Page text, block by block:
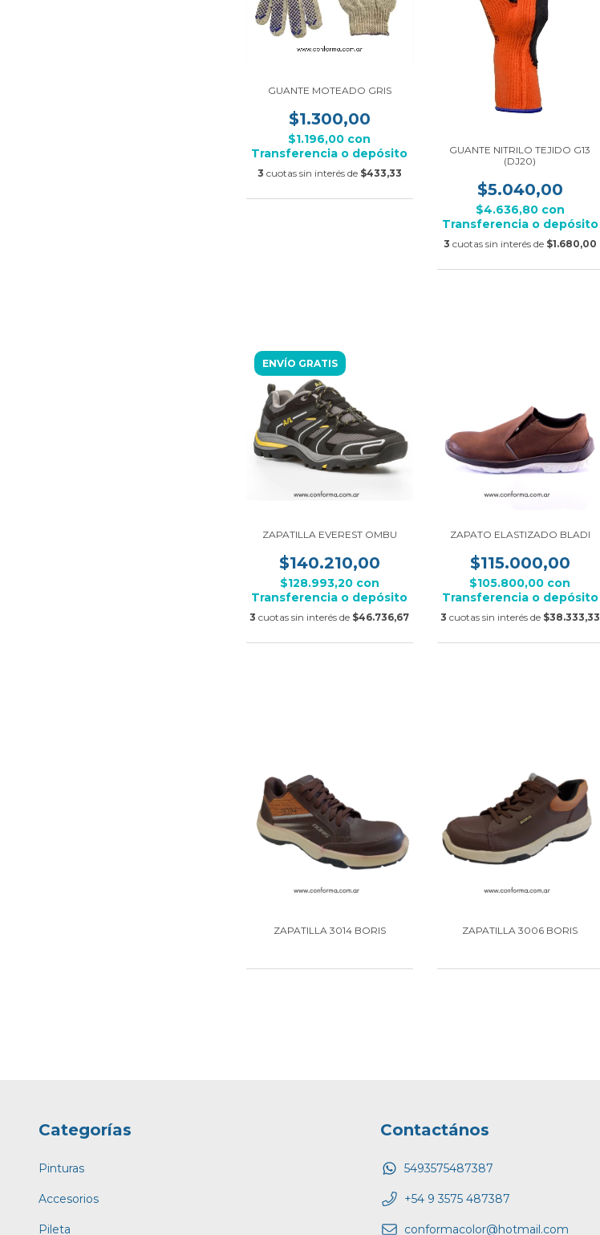
GUANTE MOTEADO GRIS
$1.300,00
$1.196,00 con
Transferencia o depósito
3 cuotas sin interés de $433,33
GUANTE NITRILO TEJIDO G13
(DJ20)
$5.040,00
$4.636,80 con
Transferencia o depósito
3 cuotas sin interés de $1.680,00
ENVÍO GRATIS
ZAPATILLA EVEREST OMBU
$140.210,00
$128.993,20 con
Transferencia o depósito
3 cuotas sin interés de $46.736,67
ZAPATO ELASTIZADO BLADI
$115.000,00
$105.800,00 con
Transferencia o depósito
3 cuotas sin interés de $38.333,33
ZAPATILLA 3014 BORIS ZAPATILLA 3006 BORIS
Categorías
Pinturas
Accesorios
Pileta
Contactános
5493575487387
+54 9 3575 487387
conformacolor@hotmail.com